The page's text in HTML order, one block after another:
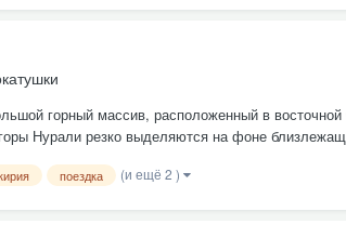
горный массив, расположенный в
Нурали резко выделяются на фоне
поездка (и ещё 2 )